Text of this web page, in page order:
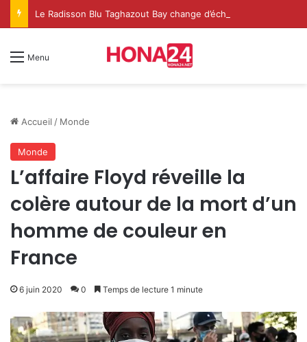
Menu
Accueil / Monde
Monde
L’affaire Floyd réveille la
colère autour de la mort d’un
homme de couleur en
France
6 juin 2020 0 Temps de lecture 1 minute